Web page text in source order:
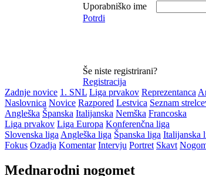
Uporabniško ime
Potrdi
Še niste registrirani?
Registracija
Zadnje novice 1. SNL Liga prvakov Reprezentanca
Naslovnica Novice Razpored Lestvica Seznam
Angleška Španska Italijanska Nemška Francoska
Liga prvakov Liga Europa Konferenčna liga
Slovenska liga Angleška liga Španska liga Italijanska
Fokus Ozadja Komentar Intervju Portret Skavt
Mednarodni nogomet